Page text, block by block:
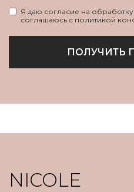
Я даю согласие на
соглашаюсь с политикой
NICOLE